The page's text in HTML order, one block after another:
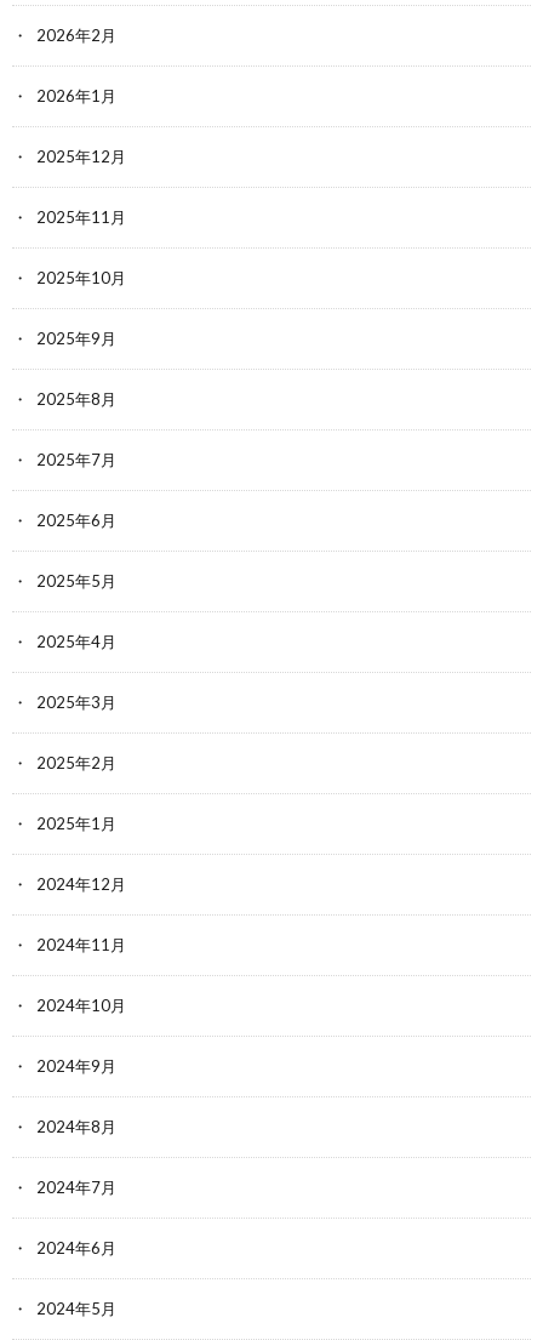
2026年2月
2026年1月
2025年12月
2025年11月
2025年10月
2025年9月
2025年8月
2025年7月
2025年6月
2025年5月
2025年4月
2025年3月
2025年2月
2025年1月
2024年12月
2024年11月
2024年10月
2024年9月
2024年8月
2024年7月
2024年6月
2024年5月